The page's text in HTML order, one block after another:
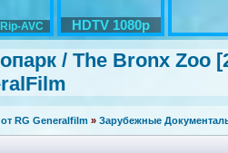
AVC HDTV 1080p
/ The Bronx Zoo
RG Generalfilm » Зарубежные